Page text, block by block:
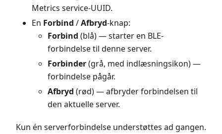
Metrics service-UUID.
En Forbind /Afbryd-knap:
Forbind (blå) — starter en BLE-
forbindelse til denne server.
Forbinder(grå, med indlæsningsikon) —
forbindelse pågår.
Afbryd (rød) — afbryder forbindelsen til
den aktuelle server.
Kun én serverforbindelse understøttes ad gangen.